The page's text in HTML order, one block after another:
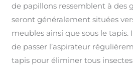
de papillons ressemblent à des
seront généralement situées
meubles ainsi que sous le
de passer l’aspirateur
tapis pour éliminer tous